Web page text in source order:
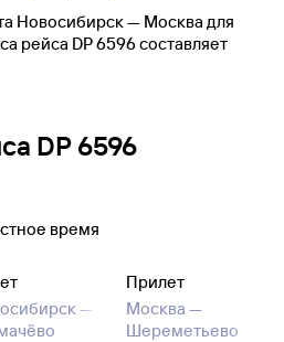
Новосибирск — Москва для
рейса DP 6596 составляет
DP 6596
время
—
Прилет
Москва —
Шереметьево